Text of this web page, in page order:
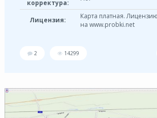
корректура:
Лицензия:
Карта платная.
на www.probki.net
2 14299